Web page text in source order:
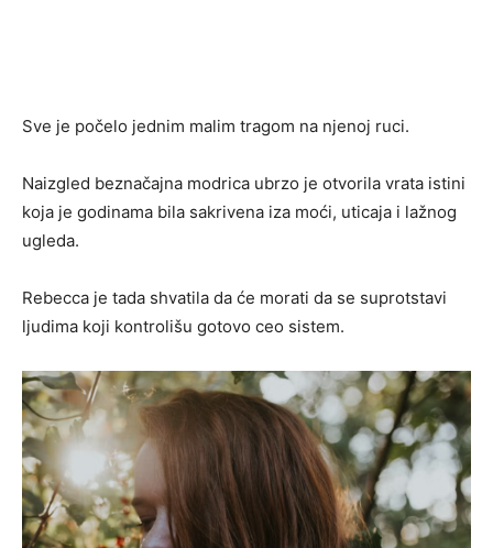
Sve je počelo jednim malim tragom na njenoj ruci.
Naizgled beznačajna modrica ubrzo je otvorila vrata istini
koja je godinama bila sakrivena iza moći, uticaja i lažnog
ugleda.
Rebecca je tada shvatila da će morati da se suprotstavi
ljudima koji kontrolišu gotovo ceo sistem.